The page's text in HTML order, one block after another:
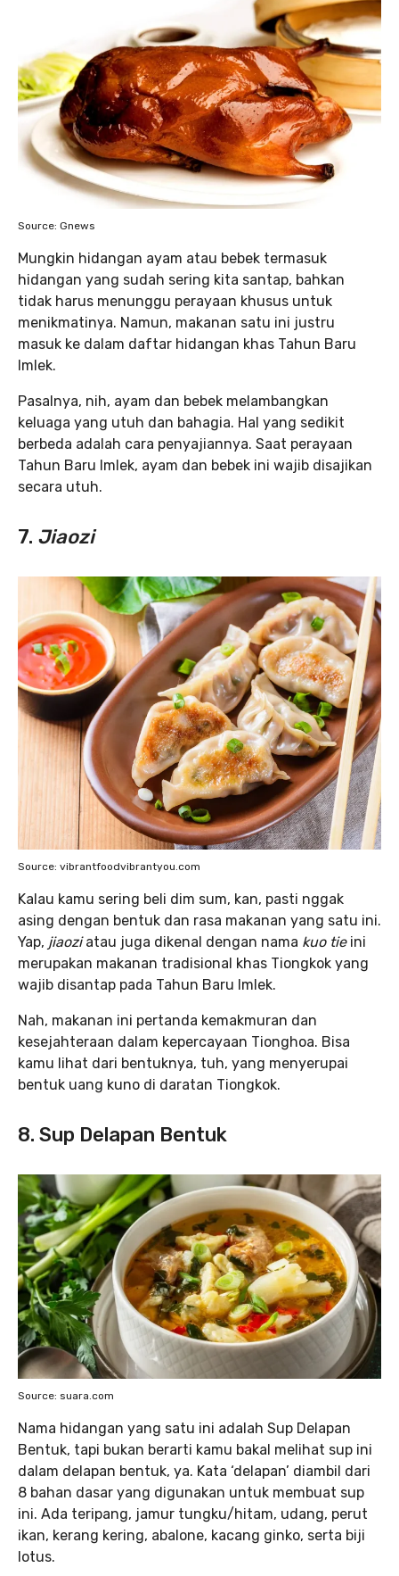
Source: Gnews
Mungkin hidangan ayam atau bebek termasuk
hidangan yang sudah sering kita santap, bahkan
tidak harus menunggu perayaan khusus untuk
menikmatinya. Namun, makanan satu ini justru
masuk ke dalam daftar hidangan khas Tahun Baru
Imlek.
Pasalnya, nih, ayam dan bebek melambangkan
keluaga yang utuh dan bahagia. Hal yang sedikit
berbeda adalah cara penyajiannya. Saat perayaan
Tahun Baru Imlek, ayam dan bebek ini wajib disajikan
secara utuh.
7. Jiaozi
Source: vibrantfoodvibrantyou.com
Kalau kamu sering beli dim sum, kan, pasti nggak
asing dengan bentuk dan rasa makanan yang satu ini.
Yap, jiaoziatau juga dikenal dengan nama kuo tie ini
merupakan makanan tradisional khas Tiongkok yang
wajib disantap pada Tahun Baru Imlek.
Nah, makanan ini pertanda kemakmuran dan
kesejahteraan dalam kepercayaan Tionghoa. Bisa
kamu lihat dari bentuknya, tuh, yang menyerupai
bentuk uang kuno di daratan Tiongkok.
8. Sup Delapan Bentuk
Source: suara.com
Nama hidangan yang satu ini adalah Sup Delapan
Bentuk, tapi bukan berarti kamu bakal melihat sup ini
dalam delapan bentuk, ya. Kata ‘delapan’ diambil dari
8 bahan dasar yang digunakan untuk membuat sup
ini. Ada teripang, jamur tungku/hitam, udang, perut
ikan, kerang kering, abalone, kacang ginko, serta biji
lotus.